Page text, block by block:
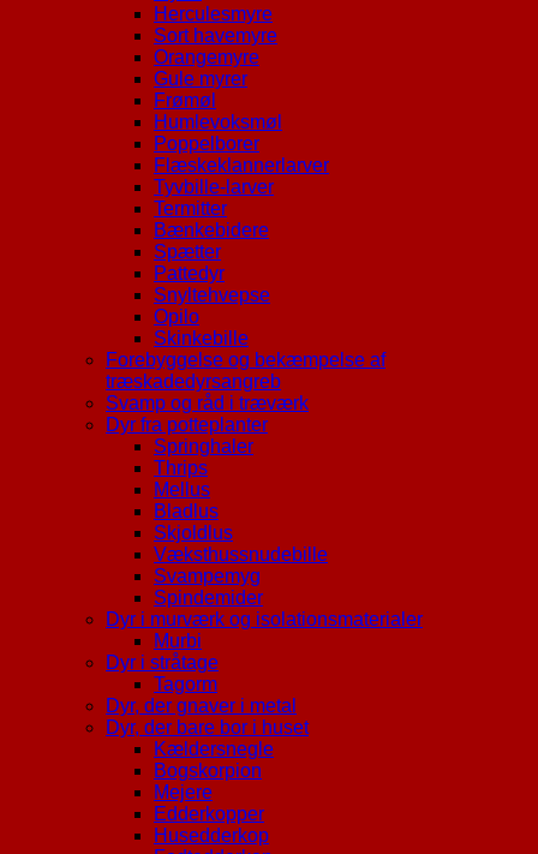
Herculesmyre
Sort havemyre
Orangemyre
Gule myrer
Frømøl
Humlevoksmøl
Poppelborer
Flæskeklannerlarver
Tyvbille-larver
Termitter
Bænkebidere
Spætter
Pattedyr
Snyltehvepse
Opilo
Skinkebille
Forebyggelse og bekæmpelse af
træskadedyrsangreb
Svamp og råd i træværk
Dyr fra potteplanter
Springhaler
Thrips
Mellus
Bladlus
Skjoldlus
Væksthussnudebille
Svampemyg
Spindemider
Dyr i murværk og isolationsmaterialer
Murbi
Dyr i stråtage
Tagorm
Dyr, der gnaver i metal
Dyr, der bare bor i huset
Kældersnegle
Bogskorpion
Mejere
Edderkopper
Husedderkop